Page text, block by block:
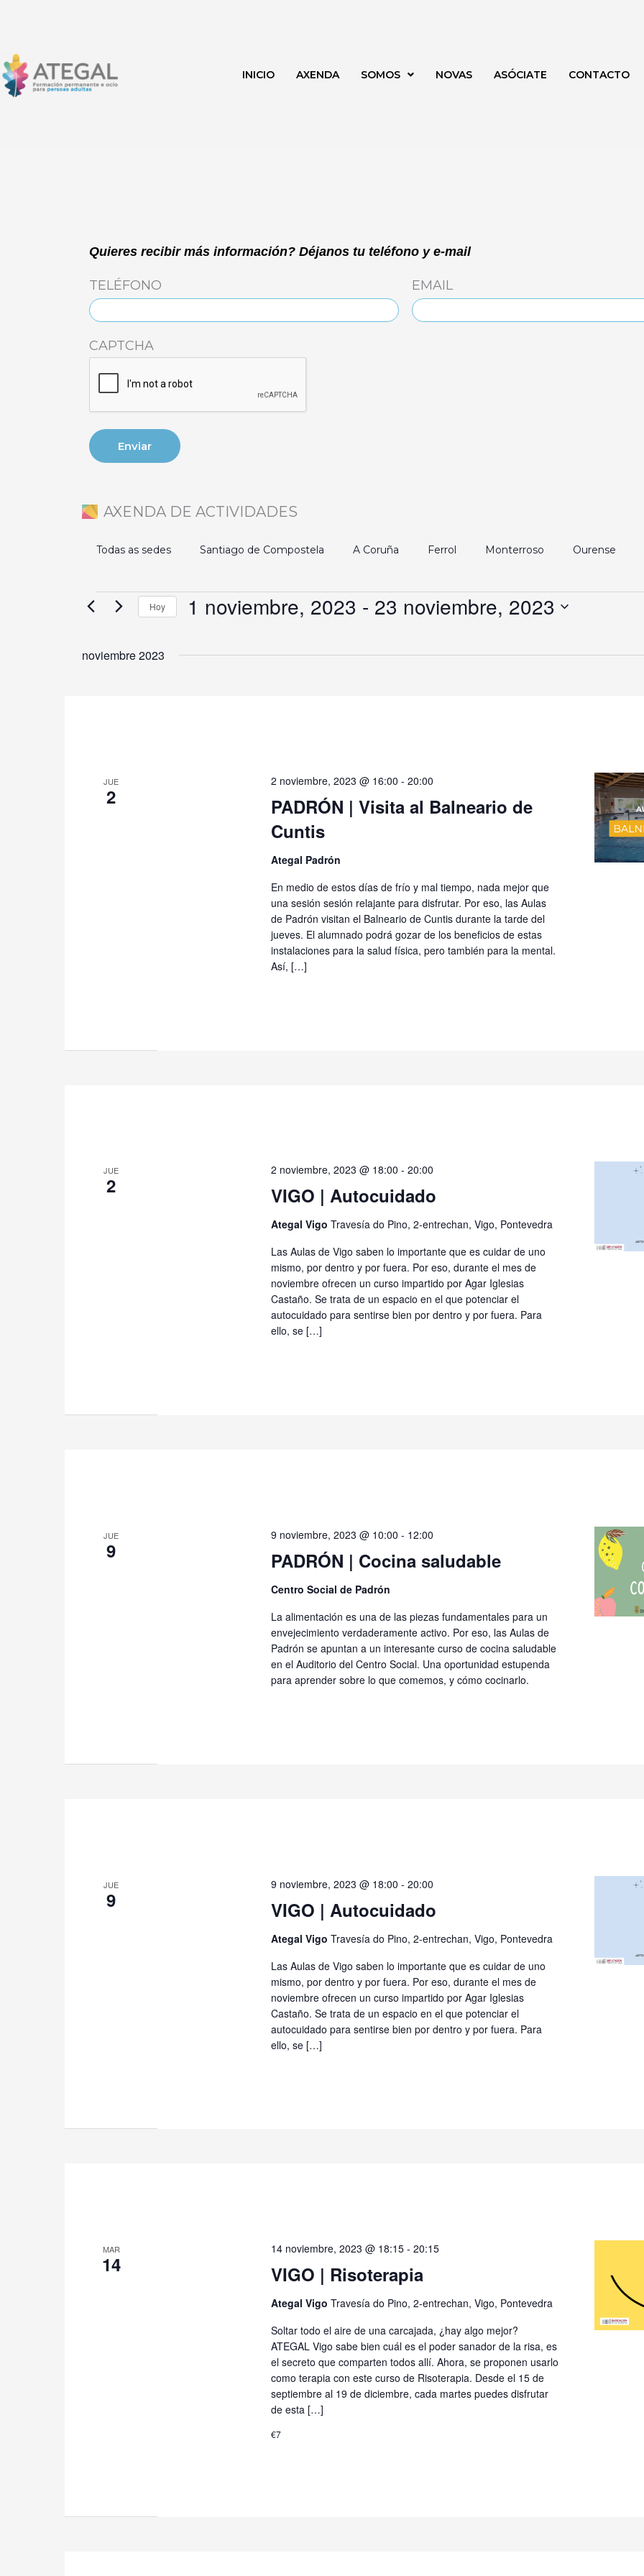
contenido
INICIO AXENDA SOMOS NOVAS ASÓCIATE CONTACTO
Quieres recibir más información? Déjanos tu teléfono y e-mail
TELÉFONO EMAIL
CAPTCHA
AXENDA DE ACTIVIDADES
Todas as sedes Santiago de Compostela A Coruña Ferrol Monterroso Ourense
Eventos Hoy 1 noviembre, 2023 - 23 noviembre, 2023
la
noviembre 2023
JUE
2
PADRÓN | Visita al Balneario de
Cuntis
2 noviembre, 2023 @ 16:00 - 20:00
Ategal Padrón
En medio de estos días de frío y mal tiempo, nada mejor que
una sesión sesión relajante para disfrutar. Por eso, las Aulas
de Padrón visitan el Balneario de Cuntis durante la tarde del
jueves. El alumnado podrá gozar de los beneficios de estas
instalaciones para la salud física, pero también para la mental.
Así, […]
JUE
2 VIGO | Autocuidado
2 noviembre, 2023 @ 18:00 - 20:00
Ategal Vigo Travesía do Pino, 2-entrechan, Vigo, Pontevedra
Las Aulas de Vigo saben lo importante que es cuidar de uno
mismo, por dentro y por fuera. Por eso, durante el mes de
noviembre ofrecen un curso impartido por Agar Iglesias
Castaño. Se trata de un espacio en el que potenciar el
autocuidado para sentirse bien por dentro y por fuera. Para
ello, se […]
JUE
9 PADRÓN | Cocina saludable
9 noviembre, 2023 @ 10:00 - 12:00
Centro Social de Padrón
La alimentación es una de las piezas fundamentales para un
envejecimiento verdaderamente activo. Por eso, las Aulas de
Padrón se apuntan a un interesante curso de cocina saludable
en el Auditorio del Centro Social. Una oportunidad estupenda
para aprender sobre lo que comemos, y cómo cocinarlo.
JUE
9 VIGO | Autocuidado
9 noviembre, 2023 @ 18:00 - 20:00
Ategal Vigo Travesía do Pino, 2-entrechan, Vigo, Pontevedra
Las Aulas de Vigo saben lo importante que es cuidar de uno
mismo, por dentro y por fuera. Por eso, durante el mes de
noviembre ofrecen un curso impartido por Agar Iglesias
Castaño. Se trata de un espacio en el que potenciar el
autocuidado para sentirse bien por dentro y por fuera. Para
ello, se […]
MAR
14 VIGO | Risoterapia
14 noviembre, 2023 @ 18:15- 20:15
Ategal Vigo Travesía do Pino, 2-entrechan, Vigo, Pontevedra
Soltar todo el aire de una carcajada, ¿hay algo mejor?
ATEGAL Vigo sabe bien cuál es el poder sanador de la risa, es
el secreto que comparten todos allí. Ahora, se proponen usarlo
como terapia con este curso de Risoterapia. Desde el 15 de
septiembre al 19 de diciembre, cada martes puedes disfrutar
de esta […]
€7